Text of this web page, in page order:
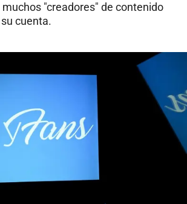
muchos "creadores" de contenido
cuenta.